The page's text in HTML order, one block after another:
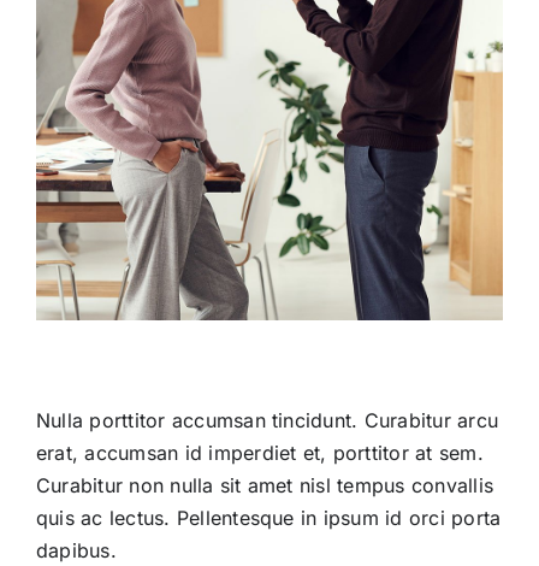
Nulla porttitor accumsan tincidunt. Curabitur arcu
erat, accumsan id imperdiet et, porttitor at sem.
Curabitur non nulla sit amet nisl tempus convallis
quis ac lectus. Pellentesque in ipsum id orci porta
dapibus.